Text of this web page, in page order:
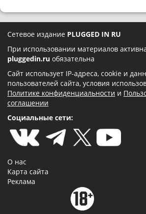
Сетевое издание PLUGGED IN RU
При использовании материалов
pluggedin.ru обязательна
Сайт использует IP-адреса, cookie и
пользователей сайта, условия
Политике конфиденциальности и
соглашении
Социальные сети:
О нас
Карта сайта
Реклама